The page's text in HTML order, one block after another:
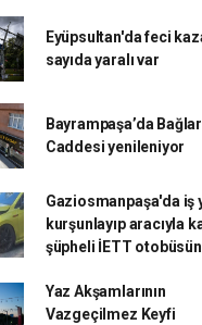
Eyüpsultan'da feci
sayıda yaralı var
Bayrampaşa’da Bağlar
Caddesi yenileniyor
Gaziosmanpaşa'da iş
kurşunlayıp aracıyla
şüpheli İETT
Yaz Akşamlarının
Vazgeçilmez Keyfi